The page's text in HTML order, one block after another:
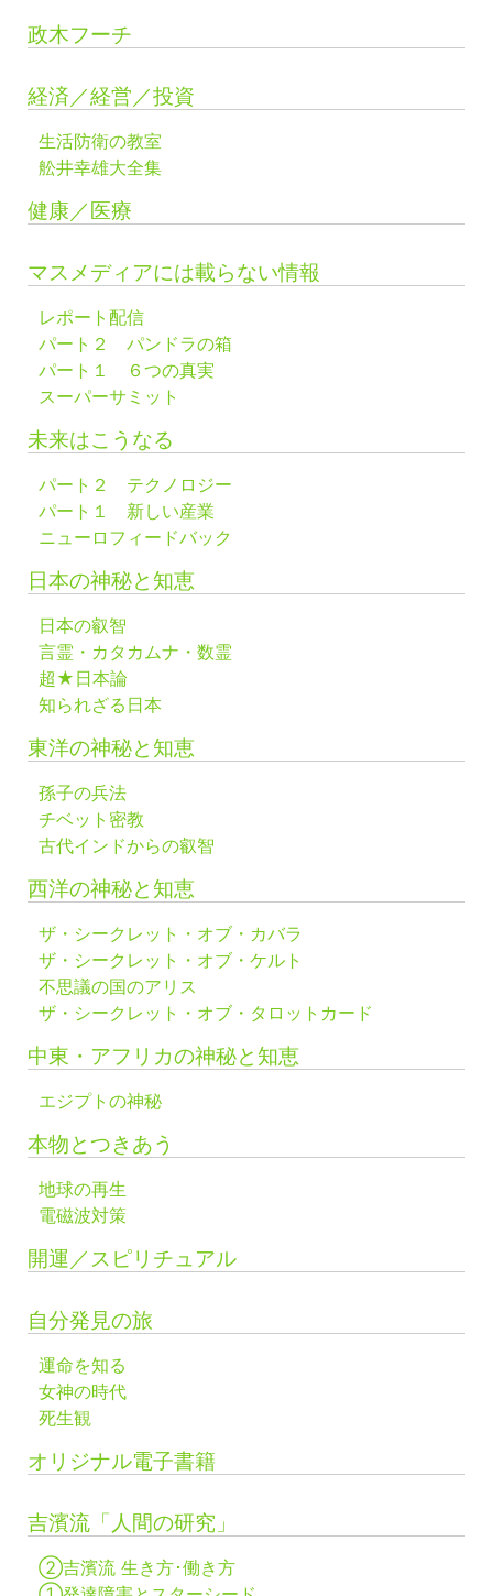
政木フーチ
経済／経営／投資
生活防衛の教室
舩井幸雄大全集
健康／医療
マスメディアには載らない情報
レポート配信
パート２ パンドラの箱
パート１ ６つの真実
スーパーサミット
未来はこうなる
パート２ テクノロジー
パート１ 新しい産業
ニューロフィードバック
日本の神秘と知恵
日本の叡智
言霊・カタカムナ・数霊
超★日本論
知られざる日本
東洋の神秘と知恵
孫子の兵法
チベット密教
古代インドからの叡智
西洋の神秘と知恵
ザ・シークレット・オブ・カバラ
ザ・シークレット・オブ・ケルト
不思議の国のアリス
ザ・シークレット・オブ・タロットカード
中東・アフリカの神秘と知恵
エジプトの神秘
本物とつきあう
地球の再生
電磁波対策
開運／スピリチュアル
自分発見の旅
運命を知る
女神の時代
死生観
オリジナル電子書籍
吉濱流「人間の研究」
②吉濱流 生き方･働き方